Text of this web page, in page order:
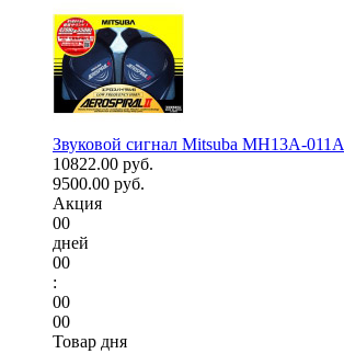
Звуковой сигнал Mitsuba MH13A-011A
10822.00 руб.
9500.00 руб.
Акция
00
дней
00
:
00
00
Товар дня